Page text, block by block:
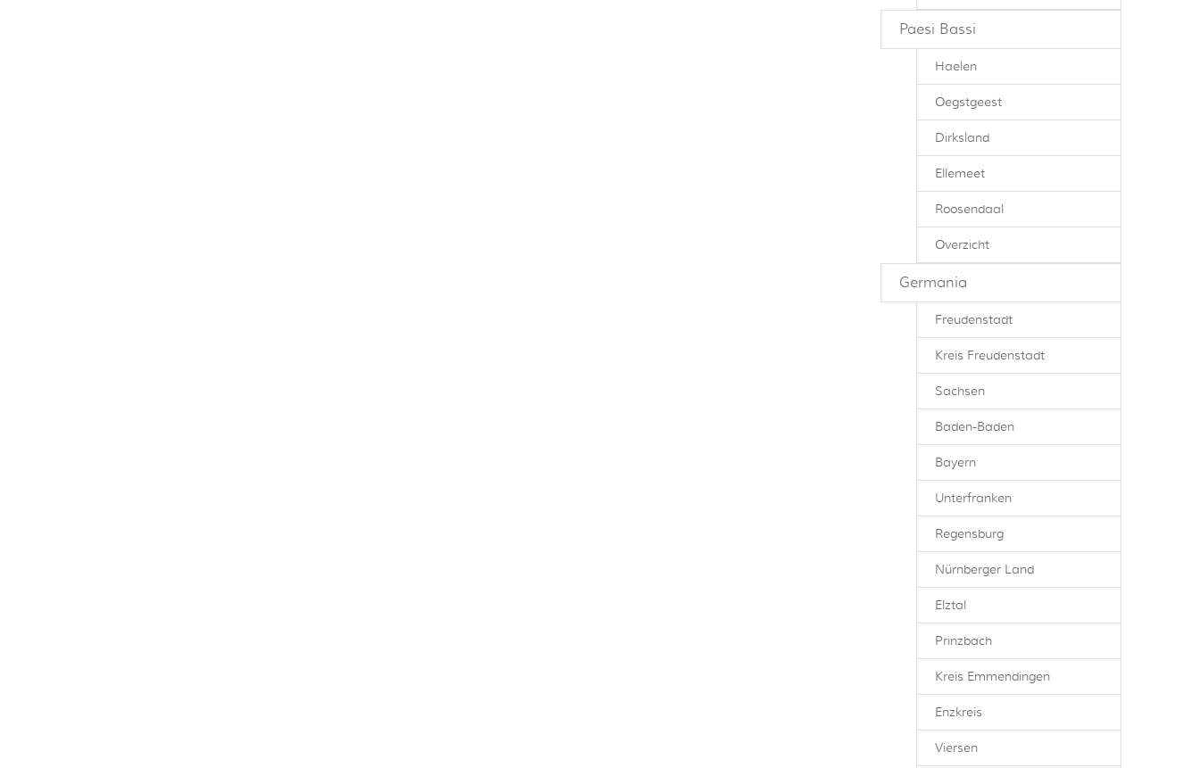
Paesi Bassi
Haelen
Oegstgeest
Dirksland
Ellemeet
Roosendaal
Overzicht
Germania
Freudenstadt
Kreis Freudenstadt
Sachsen
Baden-Baden
Bayern
Unterfranken
Regensburg
Nürnberger Land
Elztal
Prinzbach
Kreis Emmendingen
Enzkreis
Viersen